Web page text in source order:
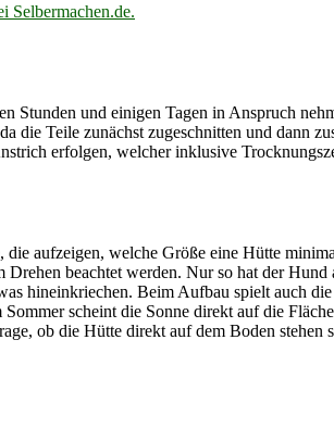
Selbermachen.de.
und einigen Tagen in Anspruch
Teile zunächst zugeschnitten und dann
erfolgen, welcher inklusive
aufzeigen, welche Größe eine Hütte
beachtet werden. Nur so hat der
hineinkriechen. Beim Aufbau spielt auch
scheint die Sonne direkt auf die
ob die Hütte direkt auf dem Boden